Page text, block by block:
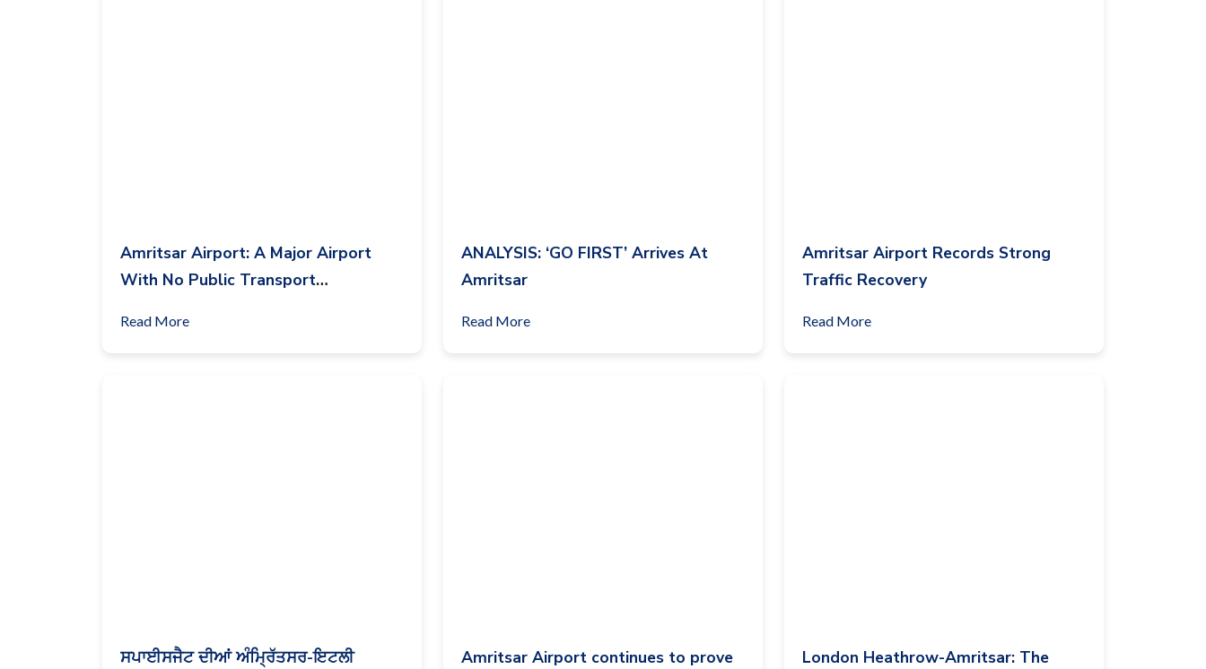
Amritsar Airport: A Major Airport
With No Public Transport
Read More
ANALYSIS: ‘GO FIRST’ Arrives At
Amritsar
Read More
Amritsar Airport Records Strong
Traffic Recovery
Read More
ਸਪਾਈਸਜੈਟ ਦੀਆਂ ਅੰਮ੍ਰਿੱਤਸਰ-ਇਟਲੀ
Amritsar Airport continues to prove
London Heathrow-Amritsar: The